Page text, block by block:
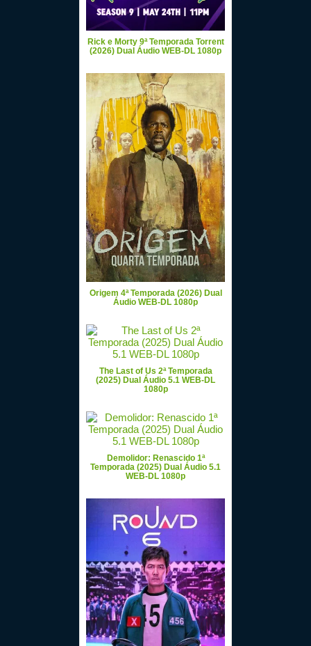
Rick e Morty 9ª Temporada Torrent
(2026) Dual Áudio WEB-DL 1080p
Origem 4ª Temporada (2026) Dual
Áudio WEB-DL 1080p
The Last of Us 2ª Temporada
(2025) Dual Áudio 5.1 WEB-DL
1080p
Demolidor: Renascido 1ª
Temporada (2025) Dual Áudio 5.1
WEB-DL 1080p